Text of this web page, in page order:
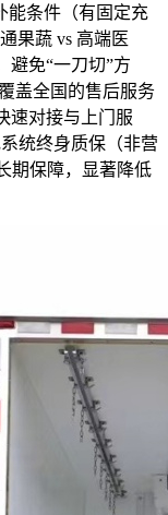
能条件（有固定充
果蔬 vs 高端医
避免“一刀切”方
盖全国的售后服务
速对接与上门服
统终身质保（非营
期保障，显著降低